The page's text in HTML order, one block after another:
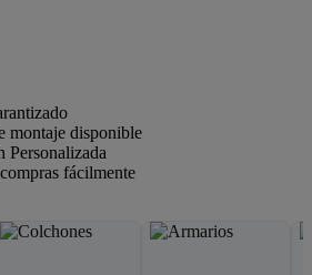
montaje disponible
Personalizada
fácilmente